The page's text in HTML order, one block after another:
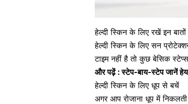
हेल्दी स्किन के लिए रखें इन
हेल्दी स्किन के लिए सन
टाइम नहीं है तो कुछ बेसिक
और पढ़ें :स्टेप-बाय-स्टेप जानें
हेल्दी स्किन के लिए धूप से बचें
अगर आप रोजाना धूप में